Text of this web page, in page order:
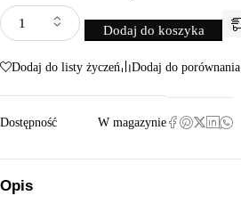
Dodaj do koszyka
Dodaj do listy życzeń Dodaj do porównania
Dostępność W magazynie
Opis